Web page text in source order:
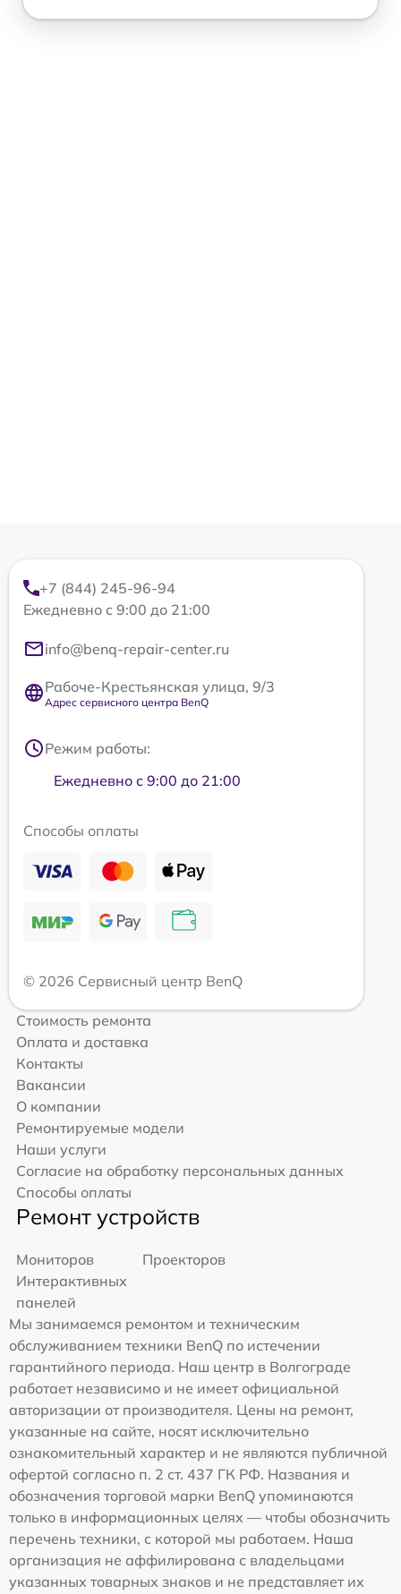
+7 (844) 245-96-94
Ежедневно с 9:00 до 21:00
info@benq-repair-center.ru
Рабоче-Крестьянская улица, 9/3
Адрес сервисного центра BenQ
Режим работы:
Ежедневно с 9:00 до 21:00
Способы оплаты
© 2026 Сервисный центр BenQ
Стоимость ремонта
Оплата и доставка
Контакты
Вакансии
О компании
Ремонтируемые модели
Наши услуги
Согласие на обработку персональных данных
Способы оплаты
Ремонт устройств
Мониторов
Проекторов
Интерактивных
панелей
Мы занимаемся ремонтом и техническим
обслуживанием техники BenQ по истечении
гарантийного периода. Наш центр в Волгограде
работает независимо и не имеет официальной
авторизации от производителя. Цены на ремонт,
указанные на сайте, носят исключительно
ознакомительный характер и не являются публичной
офертой согласно п. 2 ст. 437 ГК РФ. Названия и
обозначения торговой марки BenQ упоминаются
только в информационных целях — чтобы обозначить
перечень техники, с которой мы работаем. Наша
организация не аффилирована с владельцами
указанных товарных знаков и не представляет их